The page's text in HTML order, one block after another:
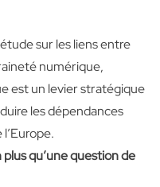
sur les liens entre
numérique,
est un levier stratégique
les dépendances
qu’une question de